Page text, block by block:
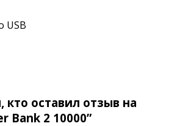
USB
кто оставил отзыв на
Bank 2 10000”